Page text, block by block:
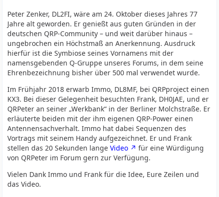
Peter Zenker, DL2FI, wäre am 24. Oktober dieses Jahres 77
Jahre alt geworden. Er genießt aus guten Gründen in der
deutschen QRP-Community – und weit darüber hinaus –
ungebrochen ein Höchstmaß an Anerkennung. Ausdruck
hierfür ist die Symbiose seines Vornamens mit der
namensgebenden Q-Gruppe unseres Forums, in dem seine
Ehrenbezeichnung bisher über 500 mal verwendet wurde.
Im Frühjahr 2018 erwarb Immo, DL8MF, bei QRPproject einen
KX3. Bei dieser Gelegenheit besuchten Frank, DH0JAE, und er
QRPeter an seiner „Werkbank“ in der Berliner Molchstraße. Er
erläuterte beiden mit der ihm eigenen QRP-Power einen
Antennensachverhalt. Immo hat dabei Sequenzen des
Vortrags mit seinem Handy aufgezeichnet. Er und Frank
stellen das 20 Sekunden langeVideo
für eine Würdigung
von QRPeter im Forum gern zur Verfügung.
Vielen Dank Immo und Frank für die Idee, Eure Zeilen und
das Video.